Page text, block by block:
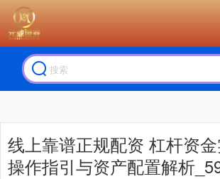
线上靠谱正规配资 杠杆资金
操作指引与资产配置解析